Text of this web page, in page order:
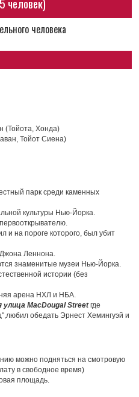
человека
(Тойота, Хонда)
Тойот Сиена)
парк среди каменных
культуры Нью-Йорка.
и на пороге которого, был убит
Леннона.
знаменитые музеи Нью-Йорка.
истории (без
арена НХЛ и НБА.
MacDougal Streetгде
обедать Эрнест Хемингуэй и
можно подняться на смотровую
в свободное время)
площадь.